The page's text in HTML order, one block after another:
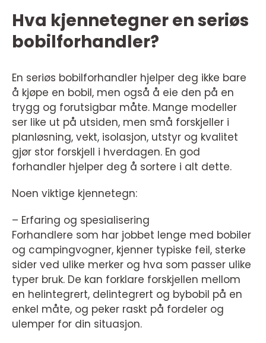
Hva kjennetegner en seriøs
bobilforhandler?
En seriøs bobilforhandler hjelper deg ikke bare
å kjøpe en bobil, men også å eie den på en
trygg og forutsigbar måte. Mange modeller
ser like ut på utsiden, men små forskjeller i
planløsning, vekt, isolasjon, utstyr og kvalitet
gjør stor forskjell i hverdagen. En god
forhandler hjelper deg å sortere i alt dette.
Noen viktige kjennetegn:
– Erfaring og spesialisering
Forhandlere som har jobbet lenge med bobiler
og campingvogner, kjenner typiske feil, sterke
sider ved ulike merker og hva som passer ulike
typer bruk. De kan forklare forskjellen mellom
en helintegrert, delintegrert og bybobil på en
enkel måte, og peker raskt på fordeler og
ulemper for din situasjon.